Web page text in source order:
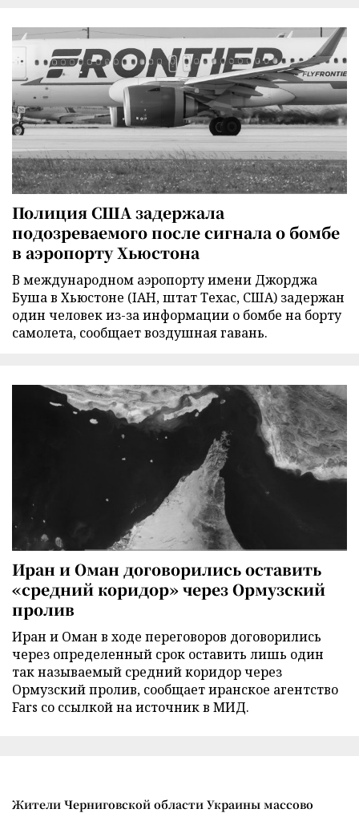
Полиция США задержала
подозреваемого после сигнала о бомбе
в аэропорту Хьюстона
В международном аэропорту имени Джорджа
Буша в Хьюстоне (IAH, штат Техас, США) задержан
один человек из-за информации о бомбе на борту
самолета, сообщает воздушная гавань.
Иран и Оман договорились оставить
«средний коридор» через Ормузский
пролив
Иран и Оман в ходе переговоров договорились
через определенный срок оставить лишь один
так называемый средний коридор через
Ормузский пролив, сообщает иранское агентство
Fars со ссылкой на источник в МИД.
Жители Черниговской области Украины массово